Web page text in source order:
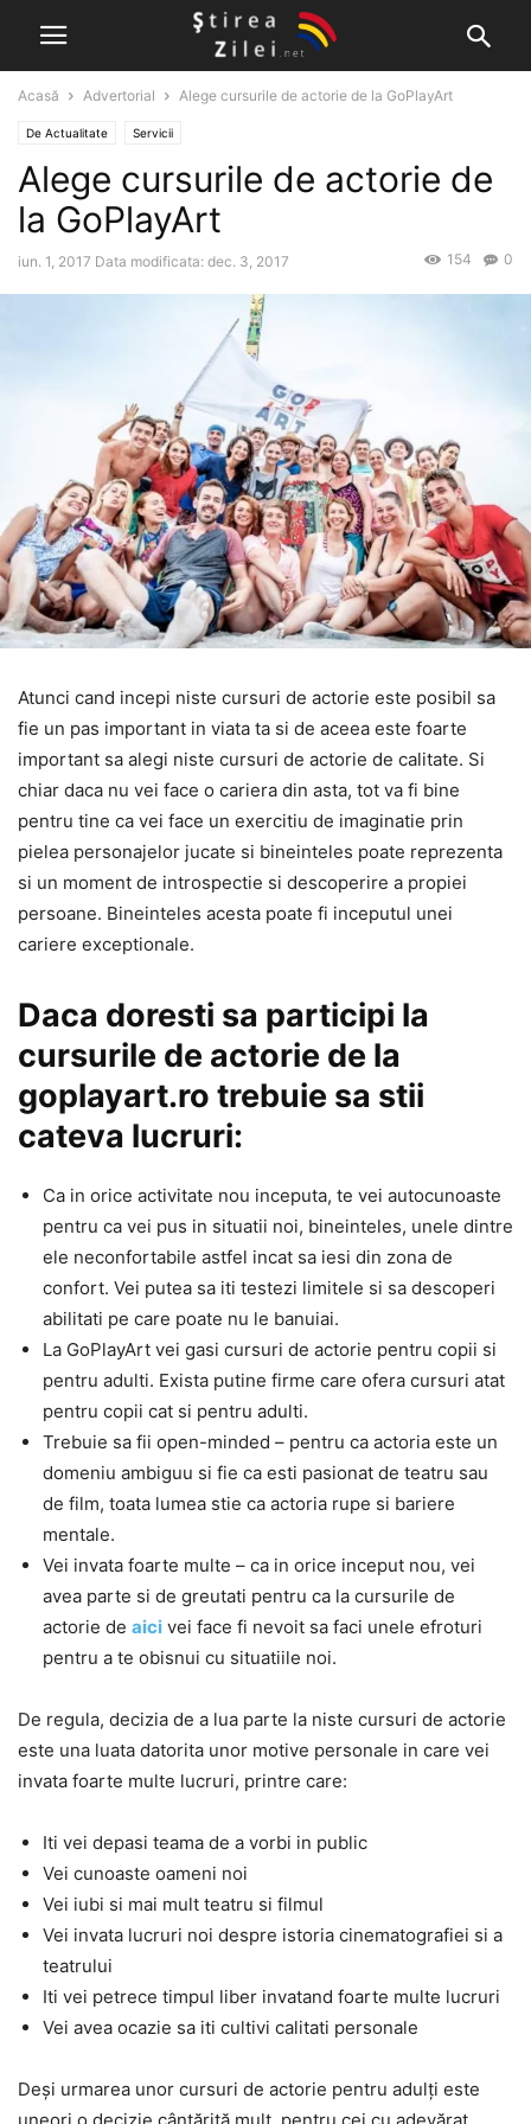
Acasă Advertorial Alege cursurile de actorie de la GoPlayArt
De Actualitate Servicii
Alege cursurile de actorie de
la GoPlayArt
iun. 1, 2017 Data modificata: dec. 3, 2017 0
154
Atunci cand incepi niste cursuri de actorie este posibil sa
fie un pas important in viata ta si de aceea este foarte
important sa alegi niste cursuri de actorie de calitate. Si
chiar daca nu vei face o cariera din asta, tot va fi bine
pentru tine ca vei face un exercitiu de imaginatie prin
pielea personajelor jucate si bineinteles poate reprezenta
si un moment de introspectie si descoperire a propiei
persoane. Bineinteles acesta poate fi inceputul unei
cariere exceptionale.
Daca doresti sa participi la
cursurile de actorie de la
goplayart.ro trebuie sa stii
cateva lucruri:
Ca in orice activitate nou inceputa, te vei autocunoaste
pentru ca vei pus in situatii noi, bineinteles, unele dintre
ele neconfortabile astfel incat sa iesi din zona de
confort. Vei putea sa iti testezi limitele si sa descoperi
abilitati pe care poate nu le banuiai.
La GoPlayArt vei gasi cursuri de actorie pentru copii si
pentru adulti. Exista putine firme care ofera cursuri atat
pentru copii cat si pentru adulti.
Trebuie sa fii open-minded – pentru ca actoria este un
domeniu ambiguu si fie ca esti pasionat de teatru sau
de film, toata lumea stie ca actoria rupe si bariere
mentale.
Vei invata foarte multe – ca in orice inceput nou, vei
avea parte si de greutati pentru ca la cursurile de
actorie de aici vei face fi nevoit sa faci unele efroturi
pentru a te obisnui cu situatiile noi.
De regula, decizia de a lua parte la niste cursuri de actorie
este una luata datorita unor motive personale in care vei
invata foarte multe lucruri, printre care:
Iti vei depasi teama de a vorbi in public
Vei cunoaste oameni noi
Vei iubi si mai mult teatru si filmul
Vei invata lucruri noi despre istoria cinematografiei si a
teatrului
Iti vei petrece timpul liber invatand foarte multe lucruri
Vei avea ocazie sa iti cultivi calitati personale
Deși urmarea unor cursuri de actorie pentru adulți este